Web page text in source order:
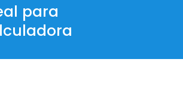
para